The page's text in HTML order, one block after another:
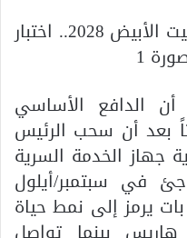
الدافع الأساسي
بعد أن سحب الرئيس
جهاز الخدمة السرية
في سبتمبر/أيلول
يرمز إلى نمط حياة